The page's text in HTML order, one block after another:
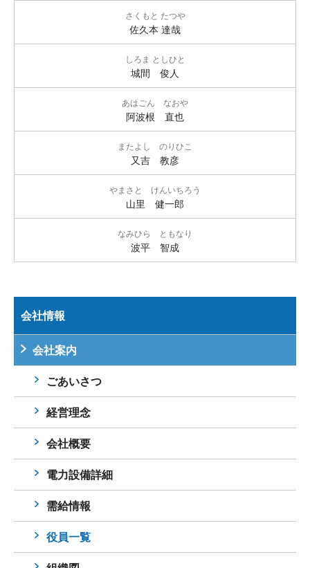
さくもと たつや
佐久本 達哉
しろま としひと
城間 俊人
あはごん なおや
阿波根 直也
またよし のりひこ
又吉 教彦
やまさと けんいちろう
山里 健一郎
なみひら ともなり
波平 智成
会社情報
会社案内
ごあいさつ
経営理念
会社概要
電力設備詳細
需給情報
役員一覧